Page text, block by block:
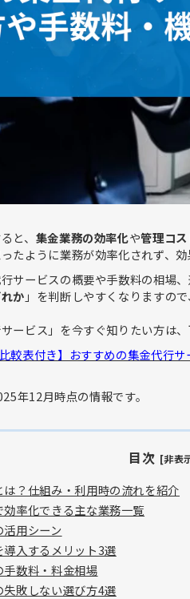
と、 集金業務の効率化や管理コ
たように業務が効率化されず、
サービスの概要や手数料の相場
か 」を判断しやすくなりますの
ービス」を今すぐ知りたい方は
較表付き】おすすめの集金代行
年12月時点の情報です。
目次 [非表
？仕組み・利用時の流れを紹介
率化できる主な業務一覧
用シーン
入するメリット3選
数料・料金相場
敗しない選び方4選